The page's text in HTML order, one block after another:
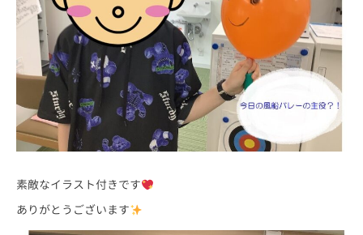
素敵なイラスト付きです
ありがとうございます